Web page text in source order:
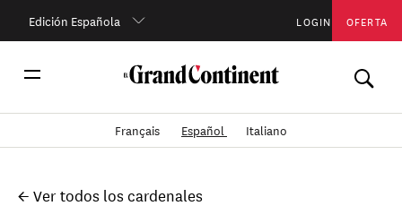
Edición Española LOGIN OFERTA
Français Español Italiano
← Ver todos los cardenales